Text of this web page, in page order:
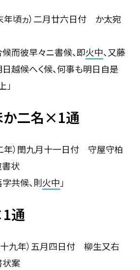
末年頃ヵ）二月廿六日付 か太宛
候而彼早々ニ書候、即火中、又藤
越候へく候、何事も明日自是
」
か二名×1通
二年）閏九月十一日付 守屋守柏
状
字共候、則火中」
通
十九年）五月四日付 柳生又右
案